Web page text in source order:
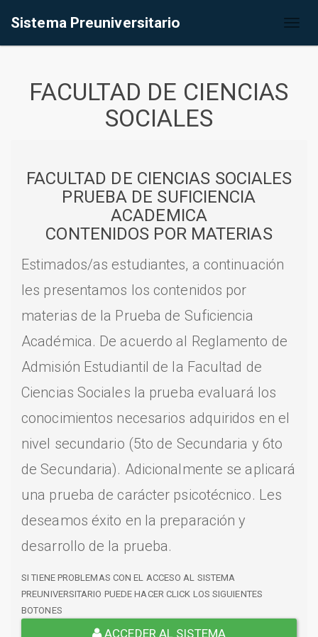
Sistema Preuniversitario
FACULTAD DE CIENCIAS
SOCIALES
FACULTAD DE CIENCIAS SOCIALES
PRUEBA DE SUFICIENCIA
ACADEMICA
CONTENIDOS POR MATERIAS
Estimados/as estudiantes, a continuación
les presentamos los contenidos por
materias de la Prueba de Suficiencia
Académica. De acuerdo al Reglamento de
Admisión Estudiantil de la Facultad de
Ciencias Sociales la prueba evaluará los
conocimientos necesarios adquiridos en el
nivel secundario (5to de Secundaria y 6to
de Secundaria). Adicionalmente se aplicará
una prueba de carácter psicotécnico. Les
deseamos éxito en la preparación y
desarrollo de la prueba.
SI TIENE PROBLEMAS CON EL ACCESO AL SISTEMA
PREUNIVERSITARIO PUEDE HACER CLICK LOS SIGUIENTES
BOTONES
ACCEDER AL SISTEMA